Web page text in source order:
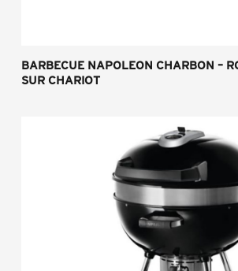
BARBECUE NAPOLEON CHARBON –
SUR CHARIOT